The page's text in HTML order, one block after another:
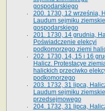
gospodarskiego
200. 1730, 12 września,
Laudum sejmiku
gospodarskiego
201. 1730, 14 grudnia,
Poświadczenie elekcyi
podkomorzego ziemi
202. 1730, 14, 15 i 16
Halicz. Protestacye
halickich przeciwko
podkomorzego
203. 1732, 31 lipca,
Laudum sejmiku
przedsejmowego
204. 1732, 31 lipca,